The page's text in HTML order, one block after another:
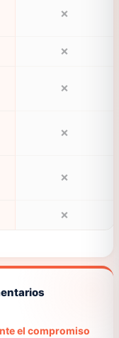
❌
❌
❌
❌
❌
❌
el compromiso